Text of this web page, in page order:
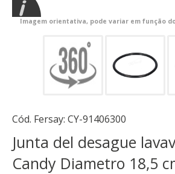
Imagem orientativa, pode variar em função
Cód. Fersay: CY-91406300
Junta del desague
Candy Diametro 18,5